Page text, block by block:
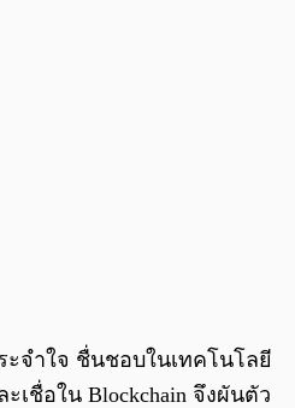
ะจำใจ ชื่นชอบในเทคโนโลยี
เชื่อใน Blockchain จึงผันตัว